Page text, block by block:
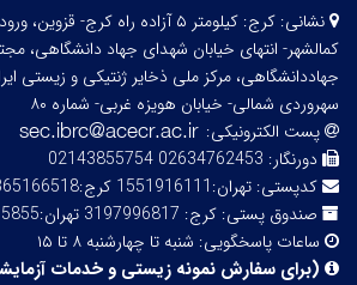
نشانی:
کرج: کیلومتر ۵ آزاده راه کرج-
کمالشهر- انتهای خیابان شهدای جهاد دانشگاهی،
جهاددانشگاهی، مرکز ملی ذخایر ژنتیکی و زیستی
سهروردی شمالی- خیابان هویزه غربی- شماره ۸۰
پست الکترونیکی:
دورنگار: 02634762453 02143855754
کدپستی: تهران:1551916111 کرج:3365166518
صندوق پستی: کرج: 3197996817 تهران:15855-161
ساعات پاسخگویی: شنبه تا چهارشنبه ۸ تا ۱۵
(برای سفارش نمونه زیستی و خدمات